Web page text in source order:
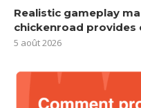
Realistic gameplay
chickenroad provides
5 août 2026